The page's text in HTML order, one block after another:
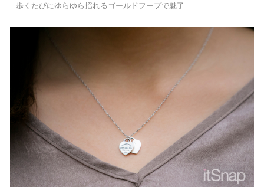
歩くたびにゆらゆら揺れるゴールドフープで魅了